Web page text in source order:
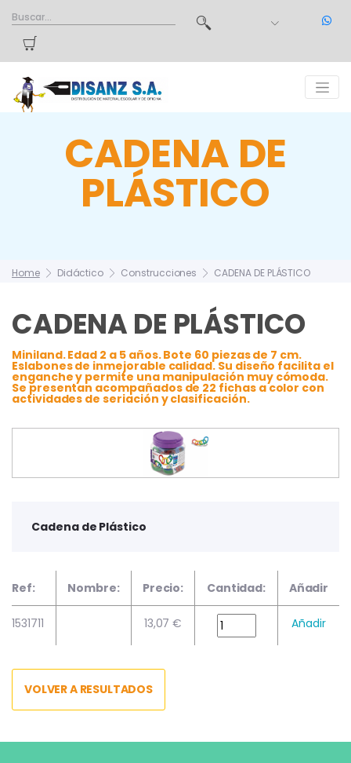
CADENA DE
PLÁSTICO
Home Didáctico Construcciones CADENA DE PLÁSTICO
CADENA DE PLÁSTICO
Miniland. Edad 2 a 5 años. Bote 60 piezas de 7 cm.
Eslabones de inmejorable calidad. Su diseño facilita el
enganche y permite una manipulación muy cómoda.
Se presentan acompañados de 22 fichas a color con
actividades de seriación y clasificación.
Cadena de Plástico
Ref: Nombre: Precio: Cantidad: Añadir
1531711 13,07 € Añadir
VOLVER A RESULTADOS